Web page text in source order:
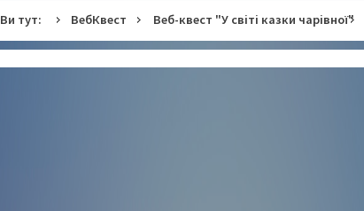
Ви тут: ВебКвест Веб-квест "У світі казки чарівної"